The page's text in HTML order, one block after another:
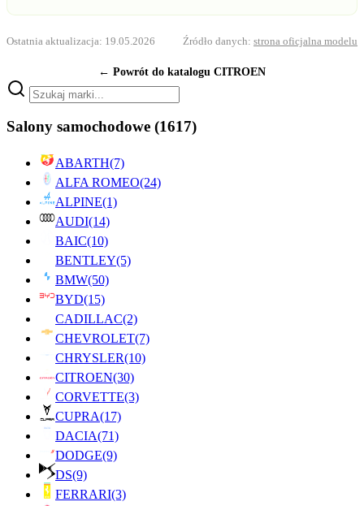
Ostatnia aktualizacja: 19.05.2026 Źródło danych: strona oficjalna modelu
← Powrót do katalogu CITROEN
Salony samochodowe (1617)
ABARTH(7)
ALFA ROMEO(24)
ALPINE(1)
AUDI(14)
BAIC(10)
BENTLEY(5)
BMW(50)
BYD(15)
CADILLAC(2)
CHEVROLET(7)
CHRYSLER(10)
CITROEN(30)
CORVETTE(3)
CUPRA(17)
DACIA(71)
DODGE(9)
DS(9)
FERRARI(3)